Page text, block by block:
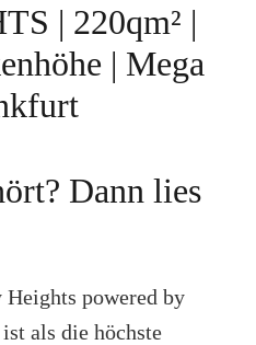
| 220qm² |
| Mega
Dann lies
powered by
als die höchste